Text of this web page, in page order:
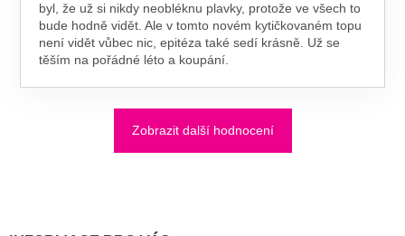
byl, že už si nikdy neobléknu plavky, protože ve všech to
bude hodně vidět. Ale v tomto novém kytičkovaném topu
není vidět vůbec nic, epitéza také sedí krásně. Už se
těším na pořádné léto a koupání.
Zobrazit další hodnocení